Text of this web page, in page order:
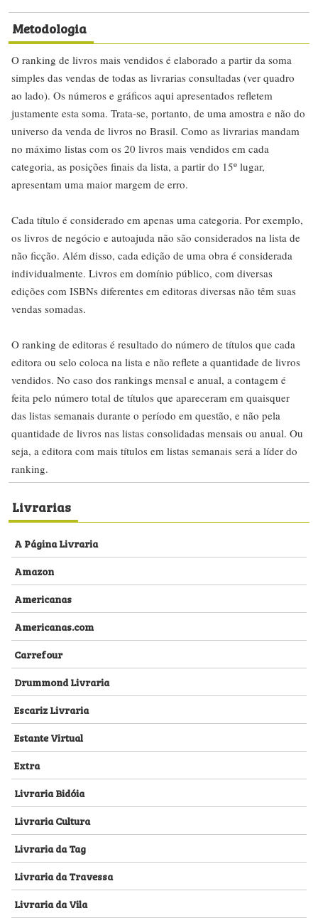
Metodologia
O ranking de livros mais vendidos é elaborado a partir da soma
simples das vendas de todas as livrarias consultadas (ver quadro
ao lado). Os números e gráficos aqui apresentados refletem
justamente esta soma. Trata-se, portanto, de uma amostra e não do
universo da venda de livros no Brasil. Como as livrarias mandam
no máximo listas com os 20 livros mais vendidos em cada
categoria, as posições finais da lista, a partir do 15º lugar,
apresentam uma maior margem de erro.
Cada título é considerado em apenas uma categoria. Por exemplo,
os livros de negócio e autoajuda não são considerados na lista de
não ficção. Além disso, cada edição de uma obra é considerada
individualmente. Livros em domínio público, com diversas
edições com ISBNs diferentes em editoras diversas não têm suas
vendas somadas.
O ranking de editoras é resultado do número de títulos que cada
editora ou selo coloca na lista e não reflete a quantidade de livros
vendidos. No caso dos rankings mensal e anual, a contagem é
feita pelo número total de títulos que apareceram em quaisquer
das listas semanais durante o período em questão, e não pela
quantidade de livros nas listas consolidadas mensais ou anual. Ou
seja, a editora com mais títulos em listas semanais será a líder do
ranking.
Livrarias
A Página Livraria
Amazon
Americanas
Americanas.com
Carrefour
Drummond Livraria
Escariz Livraria
Estante Virtual
Extra
Livraria Bidóia
Livraria Cultura
Livraria da Tag
Livraria da Travessa
Livraria da Vila